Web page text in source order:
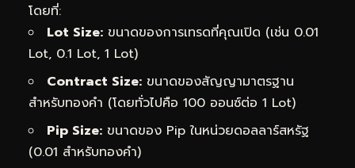
โดยที่:
Lot Size: ขนาดของการเทรดที่คุณเปิด (เช่น 0.01
Lot, 0.1 Lot, 1 Lot)
Contract Size: ขนาดของสัญญามาตรฐาน
สำหรับทองคำ (โดยทั่วไปคือ 100 ออนซ์ต่อ 1 Lot)
Pip Size: ขนาดของ Pip ในหน่วยดอลลาร์สหรัฐ
(0.01 สำหรับทองคำ)